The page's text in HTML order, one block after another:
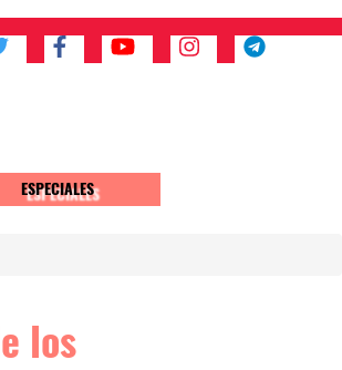
ESPECIALES
los